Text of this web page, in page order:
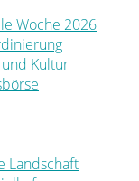
Woche 2026
Kultur
Landschaft